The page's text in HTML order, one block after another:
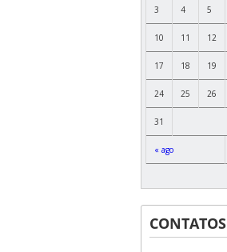
« ago
3 4 5
10 11 12
17 18 19
24 25 26
31
CONTATOS